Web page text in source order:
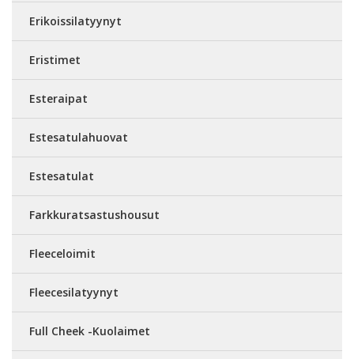
Erikoissilatyynyt
Eristimet
Esteraipat
Estesatulahuovat
Estesatulat
Farkkuratsastushousut
Fleeceloimit
Fleecesilatyynyt
Full Cheek -Kuolaimet